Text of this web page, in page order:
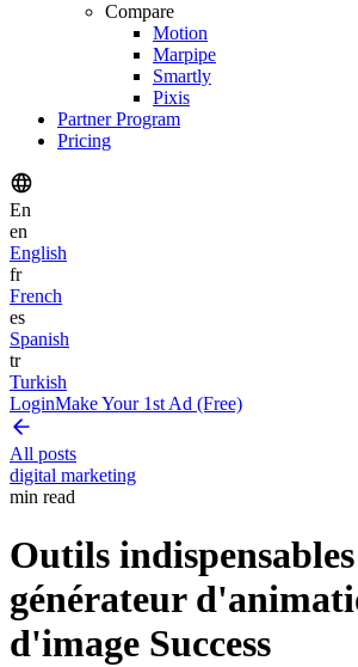
Compare
Motion
Marpipe
Smartly
Pixis
Partner Program
Pricing
En
en
English
fr
French
es
Spanish
tr
Turkish
LoginMake Your 1st Ad (Free)
All posts
digital marketing
min read
Outils
générateur
d'image Success